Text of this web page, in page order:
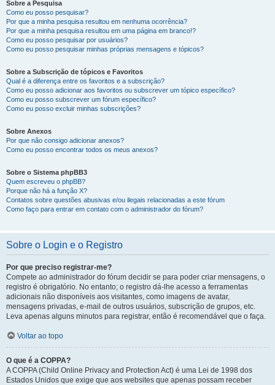
Sobre a Pesquisa
Como eu posso pesquisar?
Por que a minha pesquisa resultou em nenhuma ocorrência?
Por que a minha pesquisa resultou em uma página em branco!?
Como eu posso pesquisar por usuários?
Como eu posso pesquisar minhas próprias mensagens e tópicos?
Sobre a Subscrição de tópicos e Favoritos
Qual é a diferença entre os favoritos e a subscrição?
Como eu posso adicionar aos favoritos ou subscrever um tópico específico?
Como eu posso subscrever um fórum específico?
Como eu posso excluir minhas subscrições?
Sobre Anexos
Por que não consigo adicionar anexos?
Como eu posso encontrar todos os meus anexos?
Sobre o Sistema phpBB3
Quem escreveu o phpBB?
Porque não há a função X?
Contatos sobre questões abusivas e/ou ilegais relacionadas a este fórum
Como faço para entrar em contato com o administrador do fórum?
Sobre o Login e o Registro
Por que preciso registrar-me?
Compete ao administrador do fórum decidir se para poder criar mensagens, o
registro é obrigatório. No entanto; o registro dá-lhe acesso a ferramentas
adicionais não disponíveis aos visitantes, como imagens de avatar,
mensagens privadas, e-mail de outros usuários, subscrição de grupos, etc.
Leva apenas alguns minutos para registrar, então é recomendável que o faça.
Voltar ao topo
O que é a COPPA?
A COPPA (Child Online Privacy and Protection Act) é uma Lei de 1998 dos
Estados Unidos que exige que aos websites que apenas possam receber